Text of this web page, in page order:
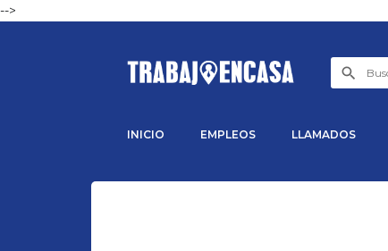
-->
INICIO EMPLEOS LLAMADOS